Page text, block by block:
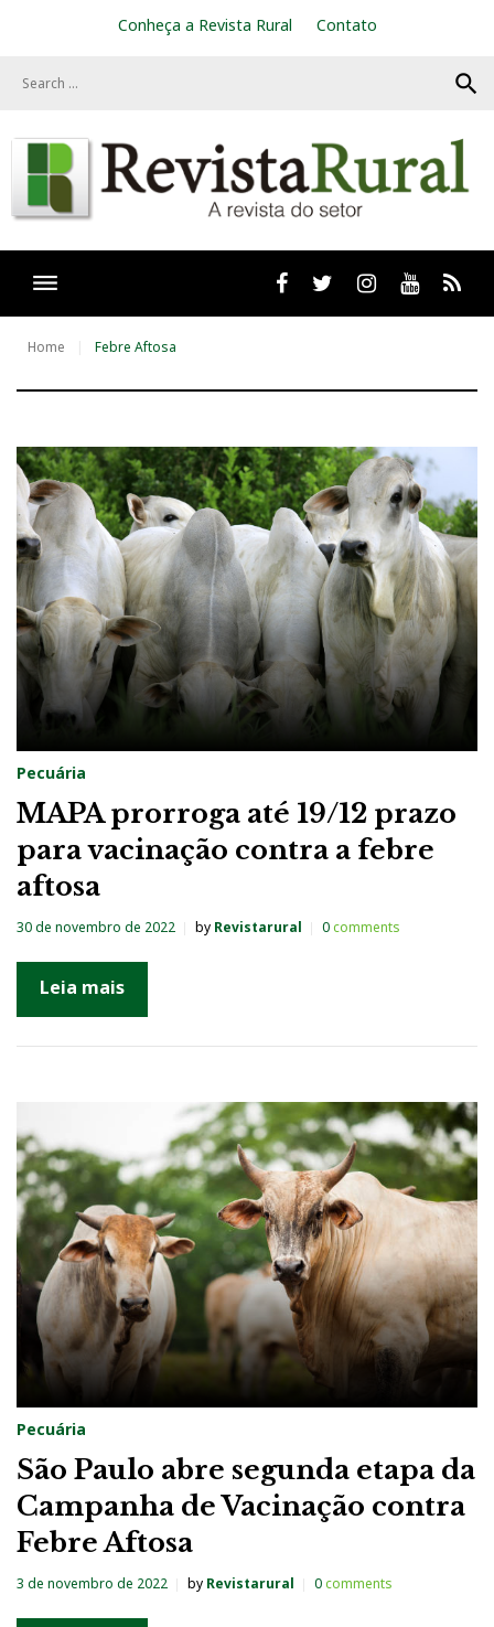
Conheça a Revista Rural Contato
search
Facebooktwitter Instagram
Youtube
Home Febre Aftosa
T
a
g
:
F
e
b
A
f
t
o
s
a
Pecuária
MAPA prorroga até 19/12 prazo
para vacinação contra a febre
aftosa
30 de novembro de 2022 by Revistarural 0comments
Leia mais
Pecuária
São Paulo abre segunda etapa da
Campanha de Vacinação contra
Febre Aftosa
3 de novembro de 2022 by Revistarural 0comments